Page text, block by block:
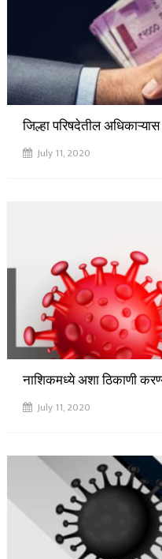
जिल्हा परिषदेतील
July 11, 2020
नाशिकमध्ये अशा ठिकाणी
July 11, 2020